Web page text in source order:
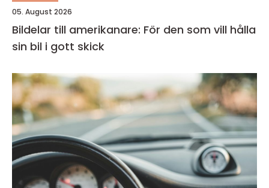
05. August 2026
Bildelar till amerikanare: För den som vill hålla
sin bil i gott skick